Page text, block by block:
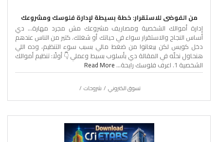
من الفوضى للاستقرار: خطة بسيطة لإدارة فلوسك ومشروعك
إدارة أموالك الشخصية ومصاريف مشروعك مش مجرد مهارة… دي
أساس النجاح والاستقرار سواء في حياتك أو شغلك. كتير من الناس عندهم
دخل كويس لكن بيعانوا من ضغط مالي بسبب سوء التنظيم، وده اللي
هنحاول نحلّه في المقالة دي بأسلوب بسيط وعملي 👇 أولًا: تنظيم أموالك
الشخصية 1. اعرف فلوسك رايحة... Read More
تسوق الكتروني شروحات